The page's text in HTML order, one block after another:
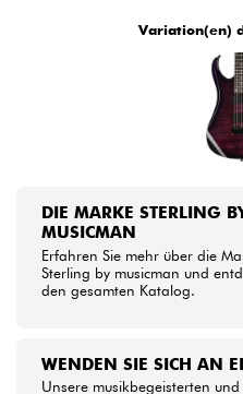
Variation(en)
DIE MARKE STERLING
MUSICMAN
Erfahren Sie mehr über die
Sterling by musicman und
den gesamten Katalog.
WENDEN SIE SICH AN
Unsere musikbegeisterten